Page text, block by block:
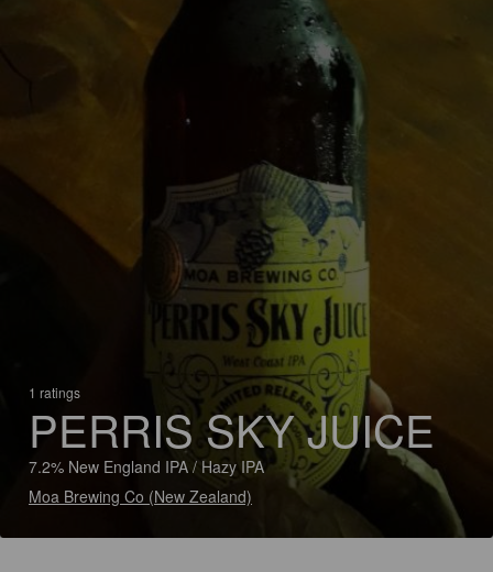
1 ratings
PERRIS SKY JUICE
7.2% New England IPA / Hazy IPA
Moa Brewing Co (New Zealand)